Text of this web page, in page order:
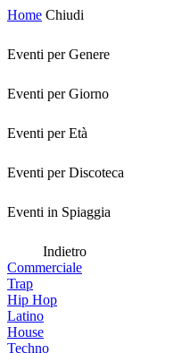
Home Chiudi
Eventi per Genere
Eventi per Giorno
Eventi per Età
Eventi per Discoteca
Eventi in Spiaggia
Indietro
Commerciale
Trap
Hip Hop
Latino
House
Techno